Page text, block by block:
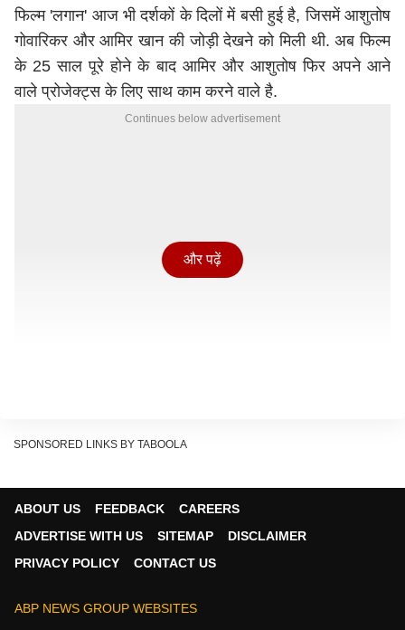
फिल्म 'लगान' आज भी दर्शकों के दिलों में बसी हुई है, जिसमें आशुतोष
गोवारिकर और आमिर खान की जोड़ी देखने को मिली थी. अब फिल्म
के 25 साल पूरे होने के बाद आमिर और आशुतोष फिर अपने आने
वाले प्रोजेक्ट्स के लिए साथ काम करने वाले है.
Continues below advertisement
के भारत और पाकिस्तान के विभाजन को दिखाया जाएगा, जिसमें
और पढ़ें
SPONSORED LINKS BY TABOOLA
ABOUT US FEEDBACK
CAREERS
ADVERTISE WITH US
SITEMAP
DISCLAIMER
PRIVACY POLICY
CONTACT US
ABP NEWS GROUP WEBSITES